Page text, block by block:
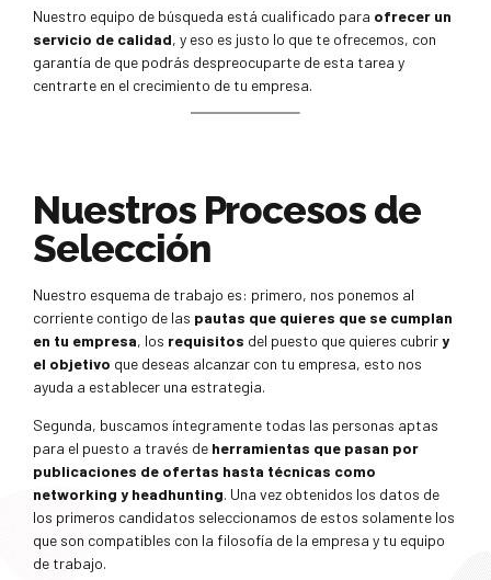
Nuestro equipo de búsqueda está cualificado para ofrecer un
servicio de calidad, y eso es justo lo que te ofrecemos, con
garantía de que podrás despreocuparte de esta tarea y
centrarte en el crecimiento de tu empresa.
Nuestros Procesos de
Selección
Nuestro esquema de trabajo es: primero, nos ponemos al
corriente contigo de las pautas que quieres que se cumplan
en tu empresa, los requisitos del puesto que quieres cubriry
el objetivo que deseas alcanzar con tu empresa, esto nos
ayuda a establecer una estrategia.
Segunda, buscamos íntegramente todas las personas aptas
para el puesto a través de herramientas que pasan por
publicaciones de ofertas hasta técnicas como
networking y headhunting. Una vez obtenidos los datos de
los primeros candidatos seleccionamos de estos solamente los
que son compatibles con la filosofía de la empresa y tu equipo
de trabajo.